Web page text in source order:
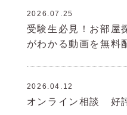
2026.07.25
受験生必見！お部屋
がわかる動画を無料
2026.04.12
オンライン相談 好